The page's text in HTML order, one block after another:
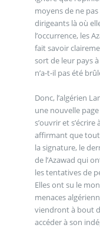
moyens de ne
dirigeants là où
l’occurrence, les
fait savoir
sort de leur pays à
n’a-t-il pas été
Donc, l’algérien
une nouvelle
s’ouvrir et
affirmant que
la signature, le
de l’Azawad qui
les tentatives de
Elles ont su le
menaces
viendront à bout
accéder à son